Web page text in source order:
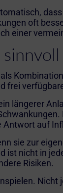
oft
einer
längerer
Antwort auf
sie zur
ist nicht in
Risiken.